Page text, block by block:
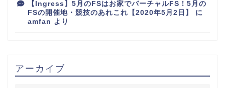
【Ingress】5月のFSはお家でバーチャルFS！5月の
FSの開催地・競技のあれこれ【2020年5月2日】
に
amfan より
アーカイブ